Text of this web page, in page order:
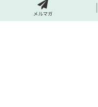
メルマガ